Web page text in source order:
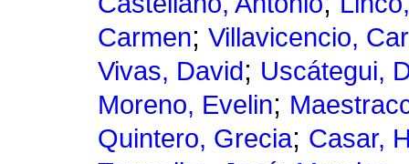
Carmen; Villavicencio,
Vivas, David ; Uscátegui,
Moreno, Evelin;
Quintero, Grecia; Casar,